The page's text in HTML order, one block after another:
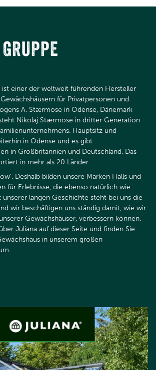
ist einer der weltweit führenden Hersteller
für Privatpersonen und
A. Stærmose in Odense, Dänemark
Nikolaj Stærmose in dritter Generation
Hauptsitz und
in Odense und es gibt
in Großbritannien und Deutschland. Das
in mehr als 20 Länder.​​​​​​​
Deshalb bilden unsere Marken Halls und
für Erlebnisse, die ebenso natürlich wie
unserer langen Geschichte steht bei uns die
wir beschäftigen uns ständig damit, wie wir
Gewächshäuser, verbessern können.
Juliana auf dieser Seite und finden Sie
in unserem großen